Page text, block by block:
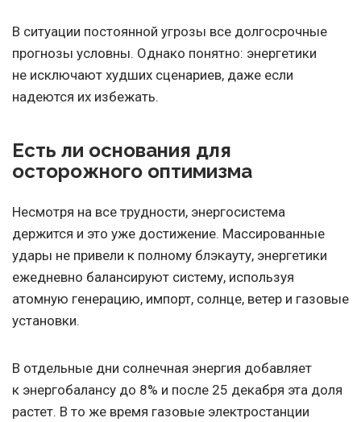
В ситуации постоянной угрозы все долгосрочные
прогнозы условны. Однако понятно: энергетики
не исключают худших сценариев, даже если
надеются их избежать.
Есть ли основания для
осторожного оптимизма
Несмотря на все трудности, энергосистема
держится и это уже достижение. Массированные
удары не привели к полному блэкауту, энергетики
ежедневно балансируют систему, используя
атомную генерацию, импорт, солнце, ветер и газовые
установки.
В отдельные дни солнечная энергия добавляет
к энергобалансу до 8% и после 25 декабря эта доля
растет. В то же время газовые электростанции